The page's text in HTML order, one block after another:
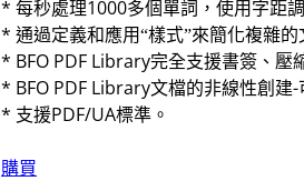
* 每秒處理1000多個單詞，使用字距
* 通過定義和應用“樣式”來簡化複雜的
* BFO PDF Library完全支援書簽、壓
* BFO PDF Library文檔的非線性創建
* 支援PDF/UA標準。
購買